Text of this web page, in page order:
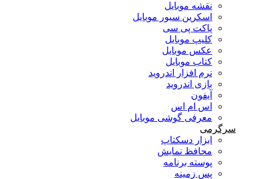
نقشه موبایل
اسکرین سیور موبایل
پاکت پی سی
کلیپ موبایل
عکس موبایل
کتاب موبایل
نرم افزار اندروید
بازی اندروید
آیفون
اس ام اس
معرفی گوشی موبایل
سرگرمی
ابزار دسکتاپ
محافظ نمایش
پوسته برنامه
پس زمینه